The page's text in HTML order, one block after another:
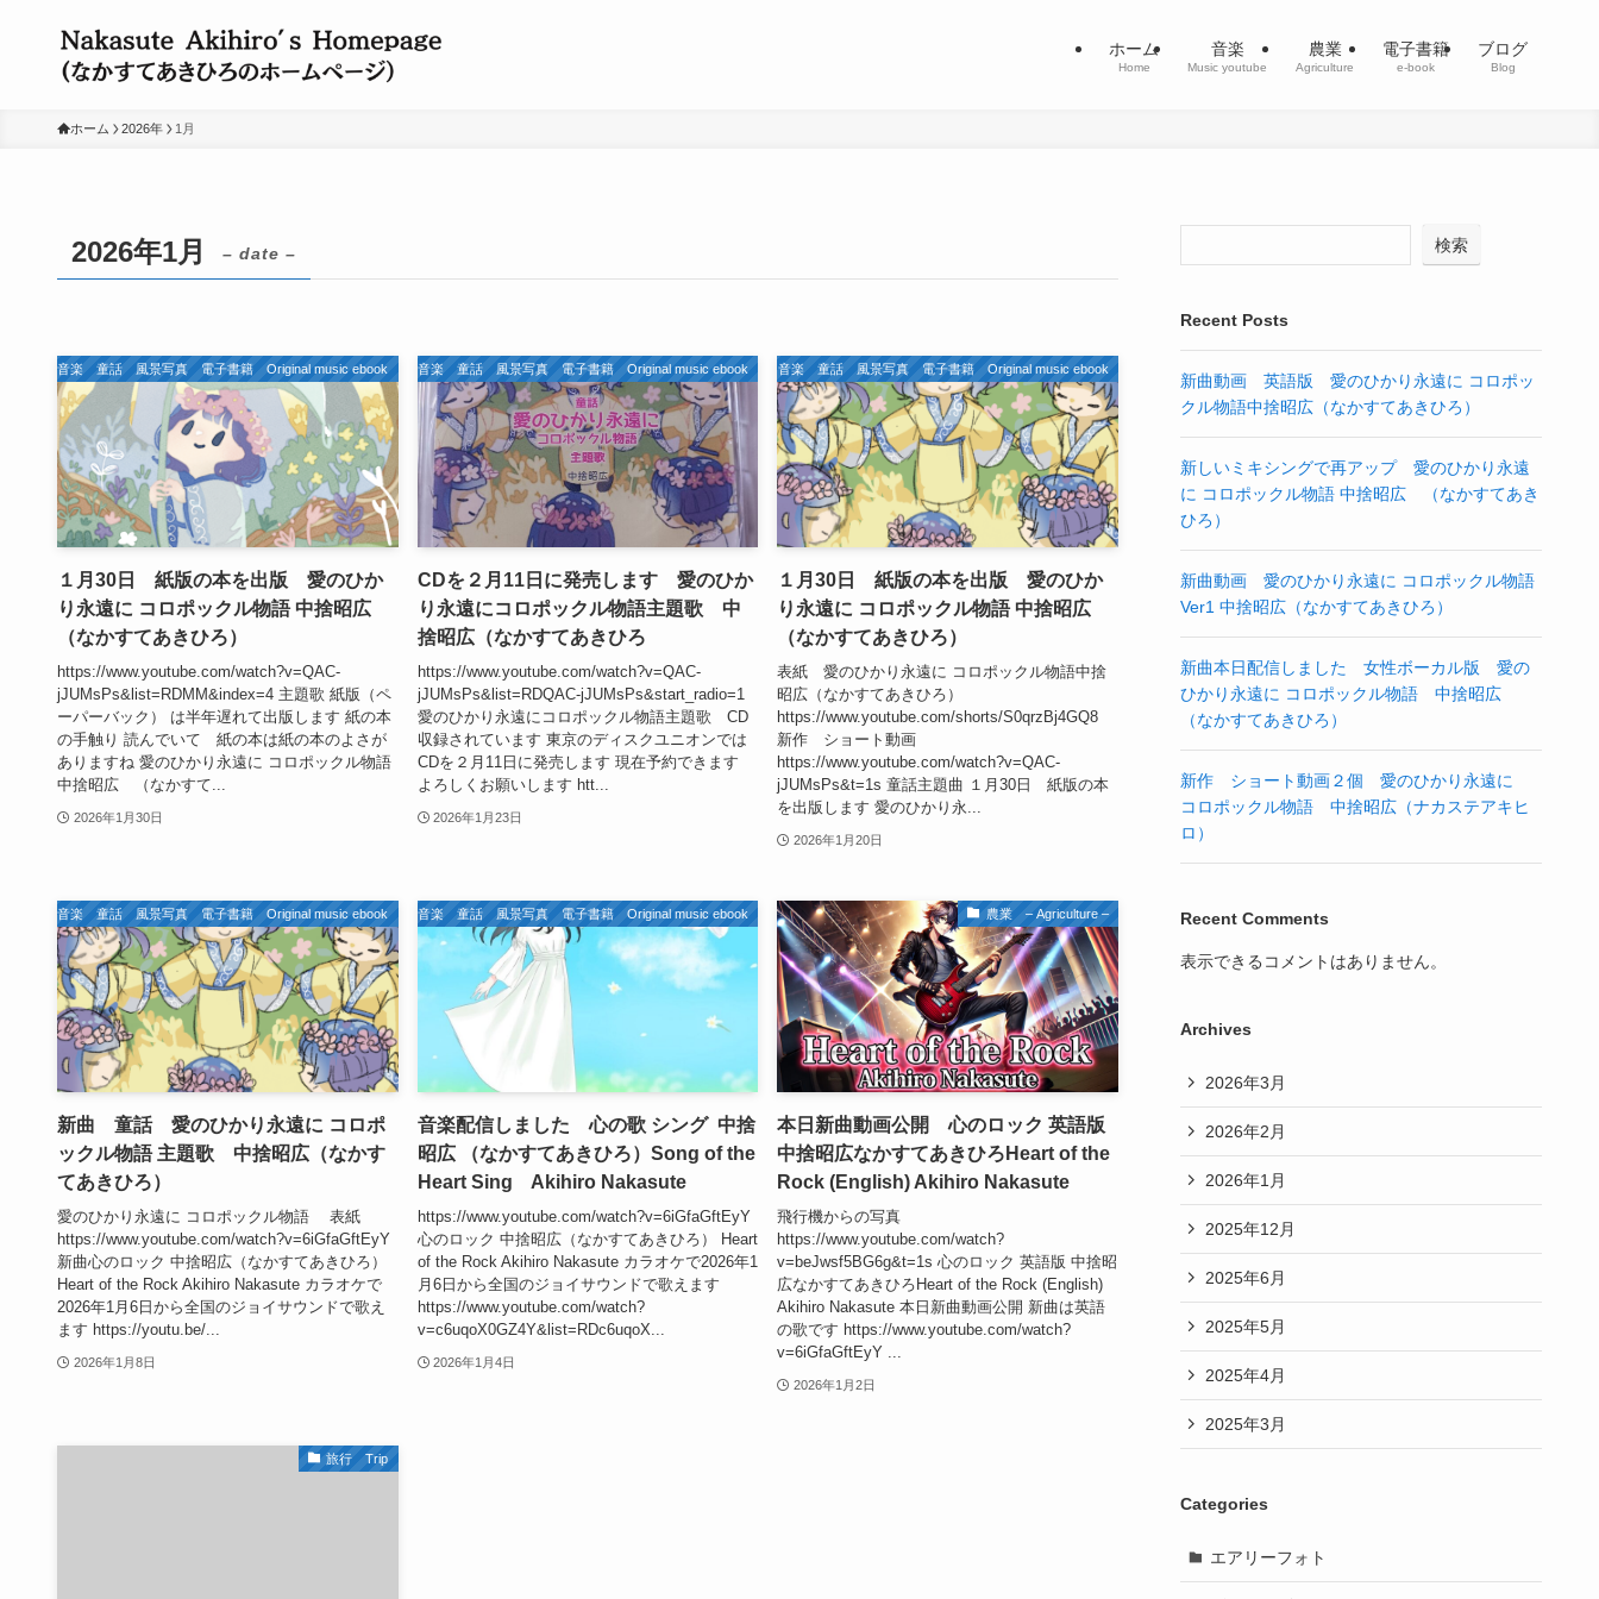
ホーム
Home
音楽
Music youtube
農業
Agriculture
電子書籍
e-book
ブログ
Blog
ホーム 2026年 1月
2026年1月 – date –
ジナル 音楽 童話 風景写真 電子書籍 Original music ebook
１月30日 紙版の本を出版 愛のひか
り永遠に コロポックル物語 中捨昭広
（なかすてあきひろ）
https://www.youtube.com/watch?v=QAC-
jJUMsPs&list=RDMM&index=4 主題歌 紙版（ペ
ーパーバック） は半年遅れて出版します 紙の本
の手触り 読んでいて 紙の本は紙の本のよさが
ありますね 愛のひかり永遠に コロポックル物語
中捨昭広 （なかすて...
2026年1月30日
私のオリジナル 音楽 童話 風景写真 電子書籍 Original music ebook
CDを２月11日に発売します 愛のひか
り永遠にコロポックル物語主題歌 中
捨昭広（なかすてあきひろ
https://www.youtube.com/watch?v=QAC-
jJUMsPs&list=RDQAC-jJUMsPs&start_radio=1
愛のひかり永遠にコロポックル物語主題歌 CD
収録されています 東京のディスクユニオンでは
CDを２月11日に発売します 現在予約できます
よろしくお願いします htt...
2026年1月23日
私のオリジナル 音楽 童話 風景写真 電子書籍 Original music ebook
１月30日 紙版の本を出版 愛のひか
り永遠に コロポックル物語 中捨昭広
（なかすてあきひろ）
表紙 愛のひかり永遠に コロポックル物語中捨
昭広（なかすてあきひろ）
https://www.youtube.com/shorts/S0qrzBj4GQ8
新作 ショート動画
https://www.youtube.com/watch?v=QAC-
jJUMsPs&t=1s 童話主題曲 １月30日 紙版の本
を出版します 愛のひかり永...
2026年1月20日
ジナル 音楽 童話 風景写真 電子書籍 Original music ebook
新曲 童話 愛のひかり永遠に コロポ
ックル物語 主題歌 中捨昭広（なかす
てあきひろ）
愛のひかり永遠に コロポックル物語 表紙
https://www.youtube.com/watch?v=6iGfaGftEyY
新曲心のロック 中捨昭広（なかすてあきひろ）
Heart of the Rock Akihiro Nakasute カラオケで
2026年1月6日から全国のジョイサウンドで歌え
ます https://youtu.be/...
2026年1月8日
私のオリジナル 音楽 童話 風景写真 電子書籍 Original music ebook
音楽配信しました 心の歌 シング 中捨
昭広 （なかすてあきひろ）Song of the
Heart Sing Akihiro Nakasute
https://www.youtube.com/watch?v=6iGfaGftEyY
心のロック 中捨昭広（なかすてあきひろ） Heart
of the Rock Akihiro Nakasute カラオケで2026年1
月6日から全国のジョイサウンドで歌えます
https://www.youtube.com/watch?
v=c6uqoX0GZ4Y&list=RDc6uqoX...
2026年1月4日
農業 – Agriculture –
本日新曲動画公開 心のロック 英語版
中捨昭広なかすてあきひろHeart of the
Rock (English) Akihiro Nakasute
飛行機からの写真
https://www.youtube.com/watch?
v=beJwsf5BG6g&t=1s 心のロック 英語版 中捨昭
広なかすてあきひろHeart of the Rock (English)
Akihiro Nakasute 本日新曲動画公開 新曲は英語
の歌です https://www.youtube.com/watch?
v=6iGfaGftEyY ...
2026年1月2日
旅行 Trip
検索
Recent Posts
新曲動画 英語版 愛のひかり永遠に コロポッ
クル物語中捨昭広（なかすてあきひろ）
新しいミキシングで再アップ 愛のひかり永遠
に コロポックル物語 中捨昭広 （なかすてあき
ひろ）
新曲動画 愛のひかり永遠に コロポックル物語
Ver1 中捨昭広（なかすてあきひろ）
新曲本日配信しました 女性ボーカル版 愛の
ひかり永遠に コロポックル物語 中捨昭広
（なかすてあきひろ）
新作 ショート動画２個 愛のひかり永遠に
コロポックル物語 中捨昭広（ナカステアキヒ
ロ）
Recent Comments
表示できるコメントはありません。
Archives
2026年3月
2026年2月
2026年1月
2025年12月
2025年6月
2025年5月
2025年4月
2025年3月
Categories
エアリーフォト